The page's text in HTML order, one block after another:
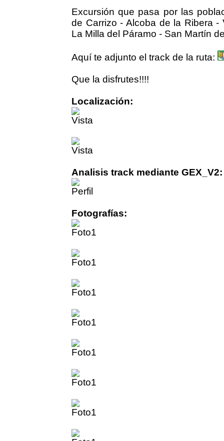
Excursión que pasa por las
de Carrizo - Alcoba de la Ribera
La Milla del Páramo - San Martín
Aquí te adjunto el track de la ruta:
Que la disfrutes!!!!
Localización:
Analisis track mediante GEX_V2:
Fotografías: